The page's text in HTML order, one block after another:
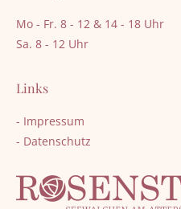
Mo - Fr. 8 - 12 & 14 - 18 Uhr
Sa. 8 - 12 Uhr
Links
- Impressum
- Datenschutz